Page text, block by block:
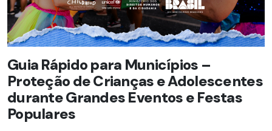
Guia Rápido para Municípios –
Proteção de Crianças e Adolescentes
durante Grandes Eventos e Festas
Populares